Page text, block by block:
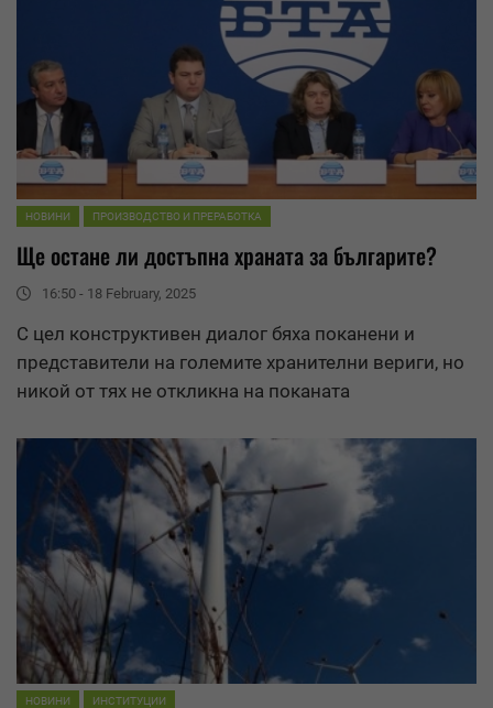
НОВИНИ ПРОИЗВОДСТВО И ПРЕРАБОТКА
Ще остане ли достъпна храната за българите?
16:50 - 18 February, 2025
С цел конструктивен диалог бяха поканени и
представители на големите хранителни вериги, но
никой от тях не откликна на поканата
НОВИНИ ИНСТИТУЦИИ